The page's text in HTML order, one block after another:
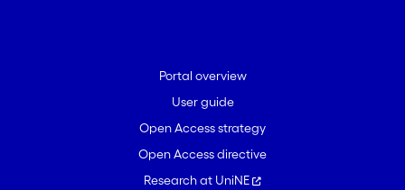
Portal overview
User guide
Open Access strategy
Open Access directive
Research at UniNE